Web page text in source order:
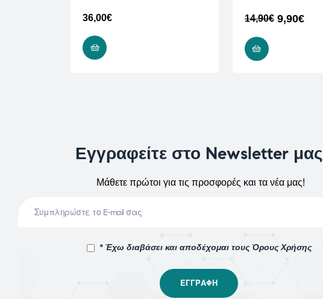
36,00€ 14,90€ 9,90€
Εγγραφείτε στο Newsletter μας
Μάθετε πρώτοι για τις προσφορές και τα νέα μας!
* Έχω διαβάσει και αποδέχομαι τους Όρους Χρήσης